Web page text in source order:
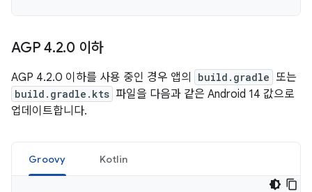
AGP 4.2.0 이하
AGP 4.2.0 이하를 사용 중인 경우 앱의 build.gradle 또는
build.gradle.kts 파일을 다음과 같은 Android 14 값으로
업데이트합니다.
Groovy Kotlin